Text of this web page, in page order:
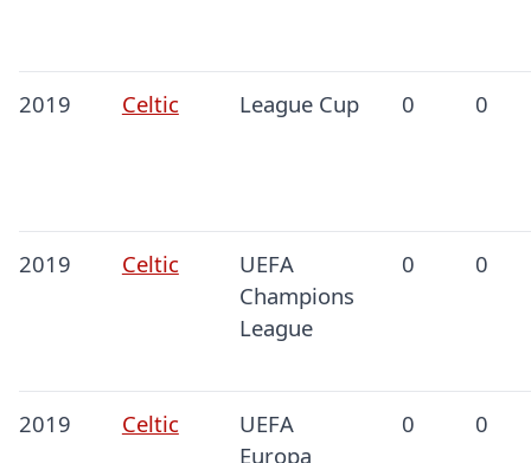
2019 Celtic League Cup 0 0
2019 Celtic
UEFA
Champions
League
0 0
2019 Celtic
UEFA
Europa
0 0